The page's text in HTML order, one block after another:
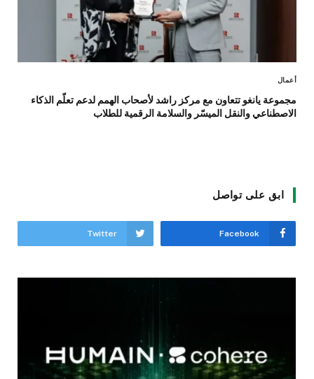
أعمال
مجموعة يانغو تتعاون مع مركز راشد لأصحاب الهمم لدعم تعلّم الذكاء
الاصطناعي والنقل الميسّر والسلامة الرقمية للطلاب
ابق على تواصل
Facebook
Twitter